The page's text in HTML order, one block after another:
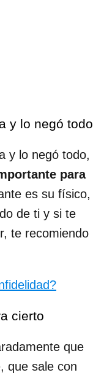
y lo negó todo
y lo negó todo,
para
es su físico,
de ti y si te
te recomiendo
cierto
que
que sale con